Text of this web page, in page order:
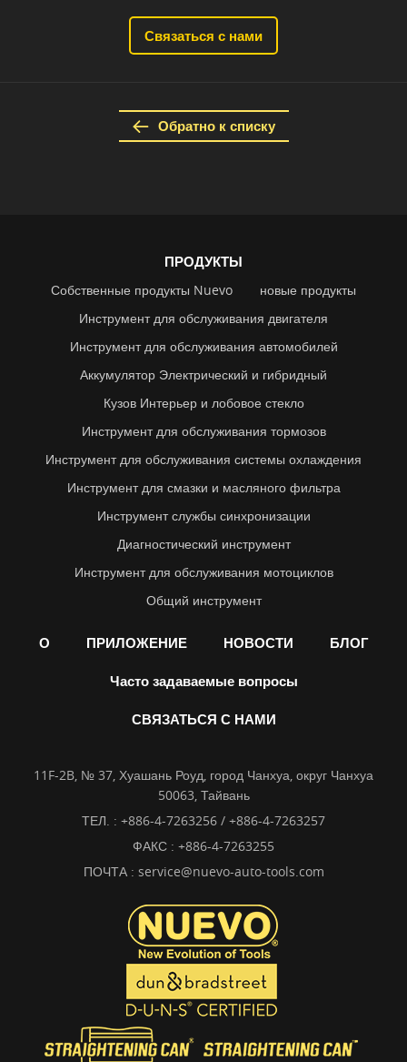
Связаться с нами
Обратно к списку
ПРОДУКТЫ
Собственные продукты Nuevo
новые продукты
Инструмент для обслуживания двигателя
Инструмент для обслуживания автомобилей
Аккумулятор Электрический и гибридный
Кузов Интерьер и лобовое стекло
Инструмент для обслуживания тормозов
Инструмент для обслуживания системы охлаждения
Инструмент для смазки и масляного фильтра
Инструмент службы синхронизации
Диагностический инструмент
Инструмент для обслуживания мотоциклов
Общий инструмент
О ПРИЛОЖЕНИЕ НОВОСТИ БЛОГ
Часто задаваемые вопросы
СВЯЗАТЬСЯ С НАМИ
11F-2B, № 37, Хуашань Роуд, город Чанхуа, округ Чанхуа
50063, Тайвань
ТЕЛ. : +886-4-7263256 / +886-4-7263257
ФАКС : +886-4-7263255
ПОЧТА : service@nuevo-auto-tools.com